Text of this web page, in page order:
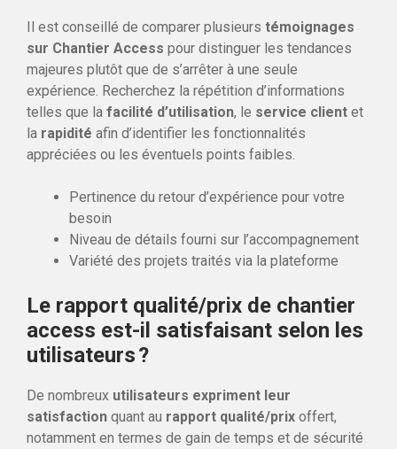
Il est conseillé de comparer plusieurs témoignages
sur Chantier Access pour distinguer les tendances
majeures plutôt que de s’arrêter à une seule
expérience. Recherchez la répétition d’informations
telles que la facilité d’utilisation, le service client et
la rapidité afin d’identifier les fonctionnalités
appréciées ou les éventuels points faibles.
Pertinence du retour d’expérience pour votre
besoin
Niveau de détails fourni sur l’accompagnement
Variété des projets traités via la plateforme
Le rapport qualité/prix de chantier
access est-il satisfaisant selon les
utilisateurs ?
De nombreux utilisateurs expriment leur
satisfaction quant au rapport qualité/prix offert,
notamment en termes de gain de temps et de sécurité